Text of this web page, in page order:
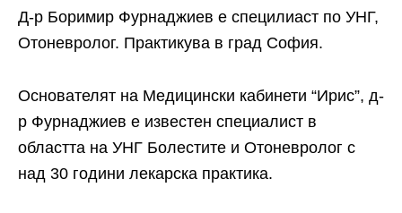
Д-р Боримир Фурнаджиев е специлиаст по УНГ,
Отоневролог. Практикува в град София.
Основателят на Медицински кабинети “Ирис”, д-
р Фурнаджиев е известен специалист в
областта на УНГ Болестите и Отоневролог с
над 30 години лекарска практика.